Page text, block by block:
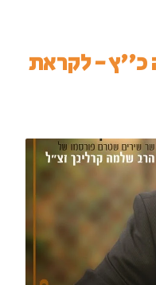
כ''ץ - לקראת